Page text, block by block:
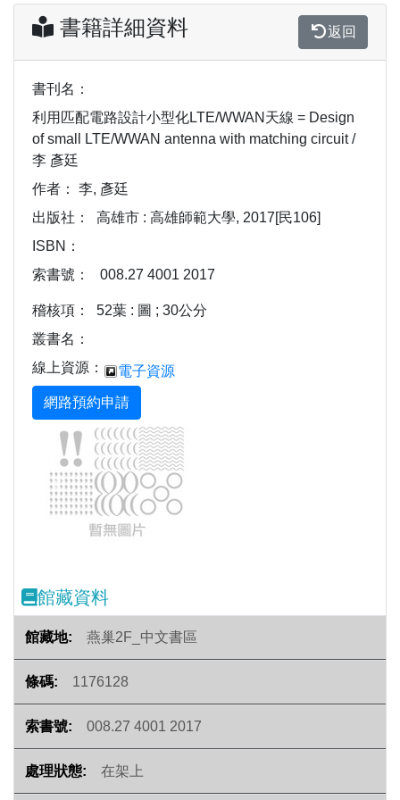
書籍詳細資料 返回
書刊名：
利用匹配電路設計小型化LTE/WWAN天線 = Design
of small LTE/WWAN antenna with matching circuit /
李 彥廷
作者：
李, 彥廷
出版社：
高雄市 : 高雄師範大學, 2017[民106]
ISBN：
索書號：
008.27 4001 2017
稽核項：
52葉 : 圖 ; 30公分
叢書名：
線上資源：
電子資源
Previous
館藏資料
燕巢2F_中文書區
1176128
008.27 4001 2017
在架上